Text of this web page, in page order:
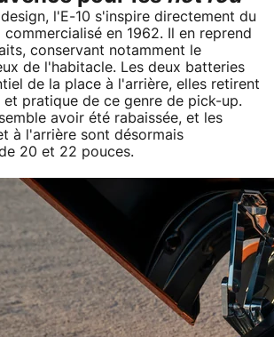
l'E-10 s'inspire directement du
en 1962. Il en reprend
conservant notamment le
de l'habitacle. Les deux batteries
de la place à l'arrière, elles retirent
et pratique de ce genre de pick-up.
avoir été rabaissée, et les
à l'arrière sont désormais
20 et 22 pouces.